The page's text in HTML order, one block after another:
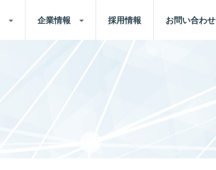
企業情報 採用情報 お問い合わせ